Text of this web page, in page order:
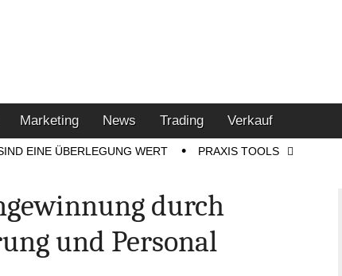
Marketing News Trading Verkauf
EINE ÜBERLEGUNG WERT PRAXIS TOOLS
durch
und Personal